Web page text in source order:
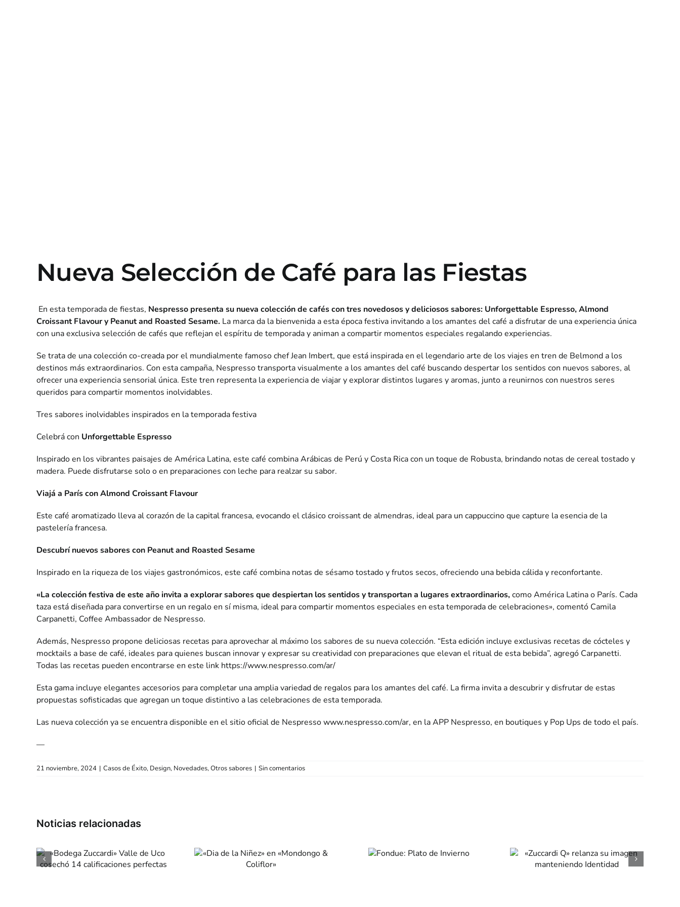
Nueva Selección de Café para las Fiestas
En esta temporada de fiestas, Nespresso presenta su nueva colección de cafés con tres novedosos y deliciosos sabores: Unforgettable Espresso, Almond
Croissant Flavour y Peanut and Roasted Sesame. La marca da la bienvenida a esta época festiva invitando a los amantes del café a disfrutar de una experiencia única
con una exclusiva selección de cafés que reflejan el espíritu de temporada y animan a compartir momentos especiales regalando experiencias.
Se trata de una colección co-creada por el mundialmente famoso chef Jean Imbert, que está inspirada en el legendario arte de los viajes en tren de Belmond a los
destinos más extraordinarios. Con esta campaña, Nespresso transporta visualmente a los amantes del café buscando despertar los sentidos con nuevos sabores, al
ofrecer una experiencia sensorial única. Este tren representa la experiencia de viajar y explorar distintos lugares y aromas, junto a reunirnos con nuestros seres
queridos para compartir momentos inolvidables.
Tres sabores inolvidables inspirados en la temporada festiva
Celebrá con Unforgettable Espresso
Inspirado en los vibrantes paisajes de América Latina, este café combina Arábicas de Perú y Costa Rica con un toque de Robusta, brindando notas de cereal tostado y
madera. Puede disfrutarse solo o en preparaciones con leche para realzar su sabor.
Viajá a París con Almond Croissant Flavour
Este café aromatizado lleva al corazón de la capital francesa, evocando el clásico croissant de almendras, ideal para un cappuccino que capture la esencia de la
pastelería francesa.
Descubrí nuevos sabores con Peanut and Roasted Sesame
Inspirado en la riqueza de los viajes gastronómicos, este café combina notas de sésamo tostado y frutos secos, ofreciendo una bebida cálida y reconfortante.
«La colección festiva de este año invita a explorar sabores que despiertan los sentidos y transportan a lugares extraordinarios,como América Latina o París. Cada
taza está diseñada para convertirse en un regalo en sí misma, ideal para compartir momentos especiales en esta temporada de celebraciones», comentó Camila
Carpanetti, Coffee Ambassador de Nespresso.
Además, Nespresso propone deliciosas recetas para aprovechar al máximo los sabores de su nueva colección. “Esta edición incluye exclusivas recetas de cócteles y
mocktails a base de café, ideales para quienes buscan innovar y expresar su creatividad con preparaciones que elevan el ritual de esta bebida”, agregó Carpanetti.
Todas las recetas pueden encontrarse en este link https://www.nespresso.com/ar/
Esta gama incluye elegantes accesorios para completar una amplia variedad de regalos para los amantes del café. La firma invita a descubrir y disfrutar de estas
propuestas sofisticadas que agregan un toque distintivo a las celebraciones de esta temporada.
Las nueva colección ya se encuentra disponible en el sitio oficial de Nespressowww.nespresso.com/ar, en la APP Nespresso, en boutiques y Pop Ups de todo el país.
—
21 noviembre, 2024 | Casos de Éxito, Design, Novedades,Otros sabores | Sin comentarios
«Dia de la Niñez»
en «Mondongo &
Fondue:
relanza su